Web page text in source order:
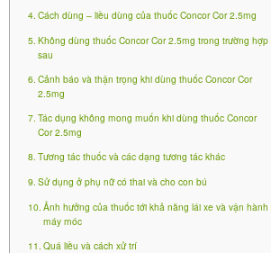
2.5mg), 1 lần/ngày, nếu dung nạp tốt
Tuần 4 – 7: 5mg bisoprolol (2
2.5mg), 1 lần/ngày*, nếu dung nạp
Tuần 8 – 11: 7.5 mg bisoprolol (3
2.5mg), 1 lần/ngày*, nếu dung nạp
Tuần 12 và sau đó: 10mg
Cor 2.5mg), 1 lần/ngày như liều duy
*Concor Cor 2.5mg thích hợp cho
Cách dùng – liều dùng của thuốc Concor Cor 2.5mg
Không dùng thuốc Concor Cor 2.5mg trong trường hợp
sau
Cảnh báo và thận trọng khi dùng thuốc Concor Cor
2.5mg
Tác dụng không mong muốn khi dùng thuốc Concor
Cor 2.5mg
Tương tác thuốc và các dạng tương tác khác
Sử dụng ở phụ nữ có thai và cho con bú
Ảnh hưởng của thuốc tới khả năng lái xe và vận hành
máy móc
Quá liều và cách xử trí